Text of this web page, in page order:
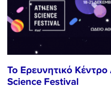
Το Ερευνητικό
Science Festival